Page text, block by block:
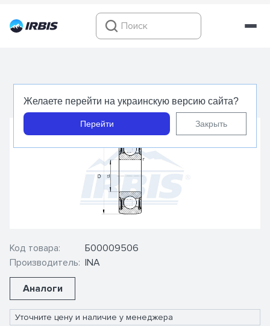
Желаете перейти на украинскую версию сайта?
Перейти Закрыть
208 NPPB - INA - Корпусной подшипник
Код товара:
Производитель:
Б00009506
INA
Аналоги
Уточните цену и наличие у менеджера